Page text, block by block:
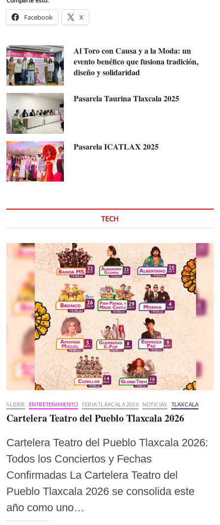
Facebook X
Al Toro con Causa y a la Moda: un
evento benéfico que fusiona tradición,
diseño y solidaridad
Pasarela Taurina Tlaxcala 2025
Pasarela ICATLAX 2025
TECH
SLIDER ENTRETENIMIENTO FERIA TLAXCALA 2026 NOTICIAS TLAXCALA
Cartelera Teatro del Pueblo Tlaxcala 2026
Cartelera Teatro del Pueblo Tlaxcala 2026:
Todos los Conciertos y Fechas
Confirmadas La Cartelera Teatro del
Pueblo Tlaxcala 2026 se consolida este
año como uno…